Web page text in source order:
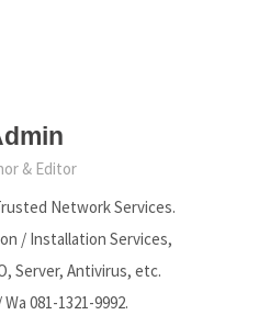
& Editor
Network Services.
/ Installation Services,
Server, Antivirus, etc.
081-1321-9992.